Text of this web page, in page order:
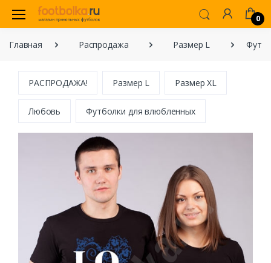
0
Главная Распродажа Размер L
РАСПРОДАЖА! Размер L Размер XL
Любовь Футболки для влюбленных